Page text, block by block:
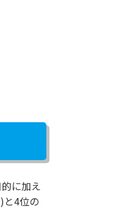
に加え
と4位の